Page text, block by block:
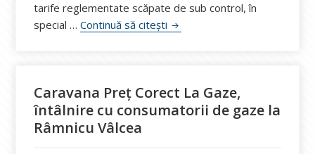
tarife reglementate scăpate de sub control, în
special …Continuă să citești Comisia lui Iancu a aflat de
Caravana Preț Corect La Gaze,
întâlnire cu consumatorii de gaze la
Râmnicu Vâlcea